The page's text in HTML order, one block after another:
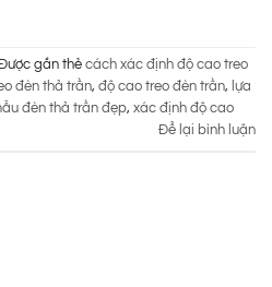
gắn thẻ cách xác định độ cao treo
đèn thả trần, độ cao treo đèn trần, lựa
đèn thả trần đẹp, xác định độ cao
Để lại bình luận